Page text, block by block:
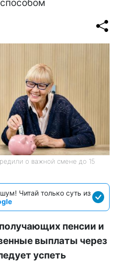
о важной смене до 15
Читай только суть из
пенсии и
выплаты через
успеть